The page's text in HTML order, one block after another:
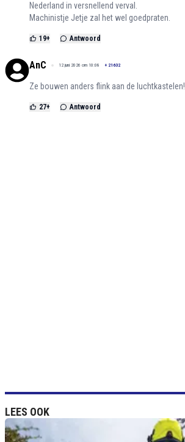
Nederland in versnellend verval.
Machinistje Jetje zal het wel goedpraten.
19+ Antwoord
AnC 12 juni 2026 om 10:08 + 21632
Ze bouwen anders flink aan de luchtkastelen!
27+ Antwoord
LEES OOK